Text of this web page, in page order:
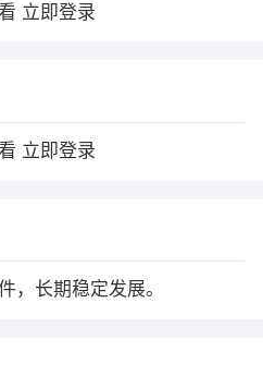
立即登录
立即登录
，长期稳定发展。